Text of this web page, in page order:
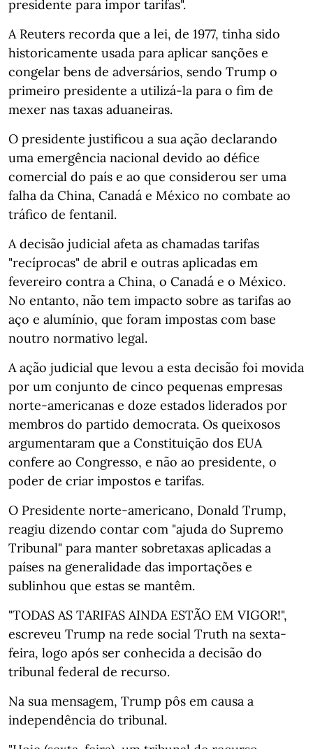
presidente para impor tarifas".
A Reuters recorda que a lei, de 1977, tinha sido
historicamente usada para aplicar sanções e
congelar bens de adversários, sendo Trump o
primeiro presidente a utilizá-la para o fim de
mexer nas taxas aduaneiras.
O presidente justificou a sua ação declarando
uma emergência nacional devido ao défice
comercial do país e ao que considerou ser uma
falha da China, Canadá e México no combate ao
tráfico de fentanil.
A decisão judicial afeta as chamadas tarifas
"recíprocas" de abril e outras aplicadas em
fevereiro contra a China, o Canadá e o México.
No entanto, não tem impacto sobre as tarifas ao
aço e alumínio, que foram impostas com base
noutro normativo legal.
A ação judicial que levou a esta decisão foi movida
por um conjunto de cinco pequenas empresas
norte-americanas e doze estados liderados por
membros do partido democrata. Os queixosos
argumentaram que a Constituição dos EUA
confere ao Congresso, e não ao presidente, o
poder de criar impostos e tarifas.
O Presidente norte-americano, Donald Trump,
reagiu dizendo contar com "ajuda do Supremo
Tribunal" para manter sobretaxas aplicadas a
países na generalidade das importações e
sublinhou que estas se mantêm.
"TODAS AS TARIFAS AINDA ESTÃO EM VIGOR!",
escreveu Trump na rede social Truth na sexta-
feira, logo após ser conhecida a decisão do
tribunal federal de recurso.
Na sua mensagem, Trump pôs em causa a
independência do tribunal.